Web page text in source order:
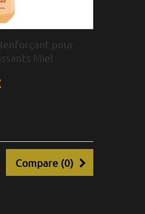
pour
Miel
Compare (0)